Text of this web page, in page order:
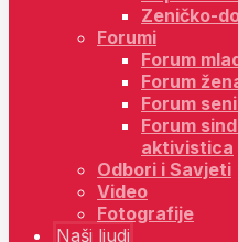
Zeničko-
Forumi
Forum
Forum
Forum
Forum
aktivistica
Odbori i Savjeti
Video
Fotografije
Naši ljudi